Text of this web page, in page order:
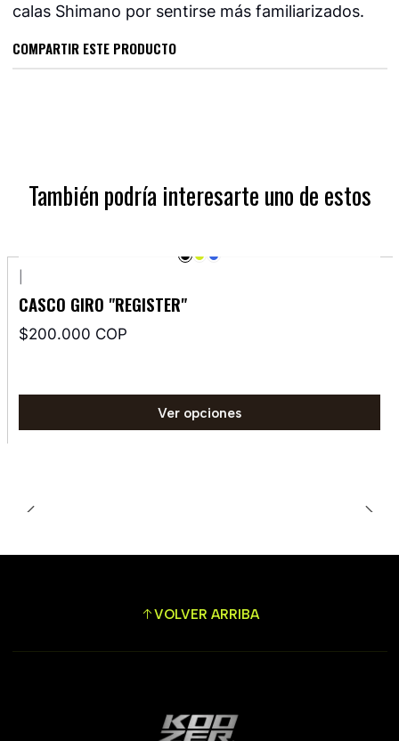
calas Shimano por sentirse más familiarizados.
COMPARTIR ESTE PRODUCTO
También podría interesarte uno de estos
CASCO GIRO "REGISTER"
$200.000 COP
Ver opciones
VOLVER ARRIBA